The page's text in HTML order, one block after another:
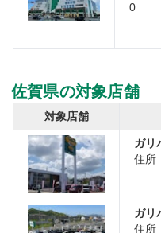
0
佐賀県の対象店舗
対象店舗
ガリ
住所
ガリ
住所